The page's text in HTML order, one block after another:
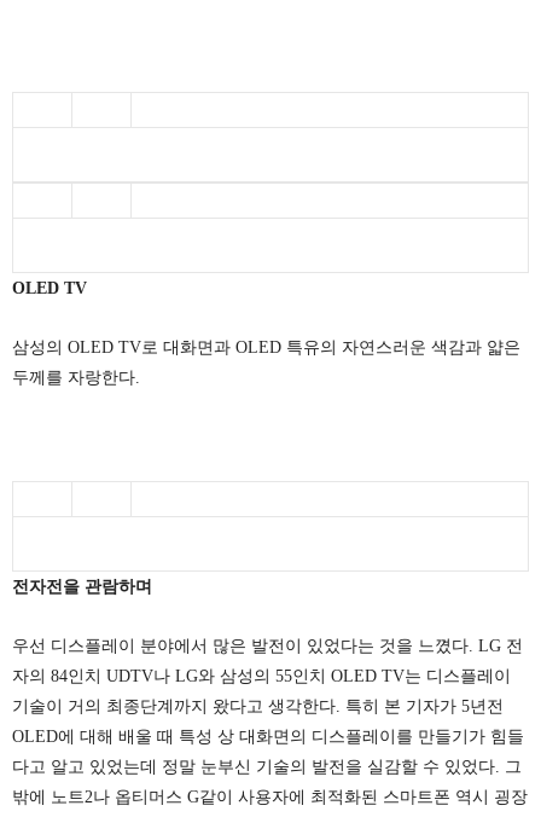
OLED TV
삼성의 OLED TV로 대화면과 OLED 특유의 자연스러운 색감과 얇은
두께를 자랑한다.
전자전을 관람하며
우선 디스플레이 분야에서 많은 발전이 있었다는 것을 느꼈다. LG 전
자의 84인치 UDTV나 LG와 삼성의 55인치 OLED TV는 디스플레이
기술이 거의 최종단계까지 왔다고 생각한다. 특히 본 기자가 5년전
OLED에 대해 배울 때 특성 상 대화면의 디스플레이를 만들기가 힘들
다고 알고 있었는데 정말 눈부신 기술의 발전을 실감할 수 있었다. 그
밖에 노트2나 옵티머스 G같이 사용자에 최적화된 스마트폰 역시 굉장